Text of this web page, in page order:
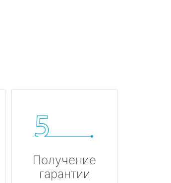
Получение
гарантии